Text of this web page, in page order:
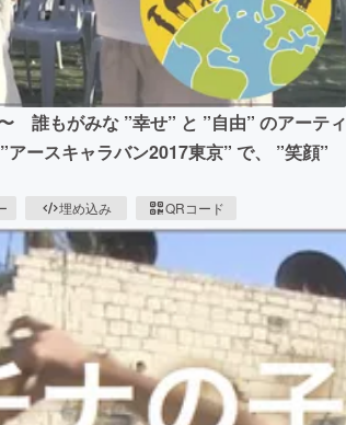
もがみな ”幸せ” と ”自由” のアーティ
ースキャラバン2017東京” で、 ”笑顔”
埋め込み QRコード